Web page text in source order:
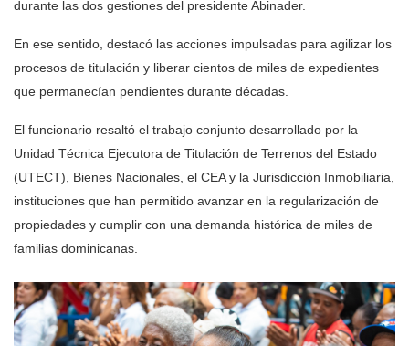
durante las dos gestiones del presidente Abinader.
En ese sentido, destacó las acciones impulsadas para agilizar los
procesos de titulación y liberar cientos de miles de expedientes
que permanecían pendientes durante décadas.
El funcionario resaltó el trabajo conjunto desarrollado por la
Unidad Técnica Ejecutora de Titulación de Terrenos del Estado
(UTECT), Bienes Nacionales, el CEA y la Jurisdicción Inmobiliaria,
instituciones que han permitido avanzar en la regularización de
propiedades y cumplir con una demanda histórica de miles de
familias dominicanas.